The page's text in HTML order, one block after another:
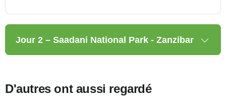
Jour 2 – Saadani National Park - Zanzibar
D'autres ont aussi regardé